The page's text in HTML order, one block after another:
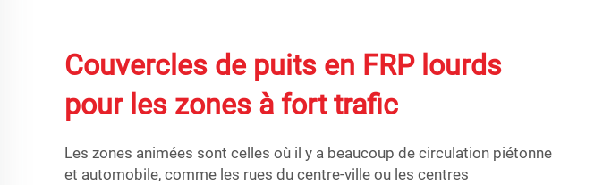
Couvercles de puits en FRP lourds
pour les zones à fort trafic
Les zones animées sont celles où il y a beaucoup de circulation piétonne
et automobile, comme les rues du centre-ville ou les centres